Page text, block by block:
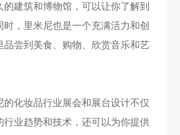
建筑和博物馆，可以让你了解到
，里米尼也是一个充满活力和创
尝到美食、购物、欣赏音乐和艺
化妆品行业展会和展台设计不仅
业趋势和技术，还可以为你提供